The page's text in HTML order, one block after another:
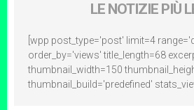
LE NOTIZIE PIÙ
[wpp post_type='post' limit=4
order_by='views' title_length=68
thumbnail_width=150
thumbnail_build='predefined'